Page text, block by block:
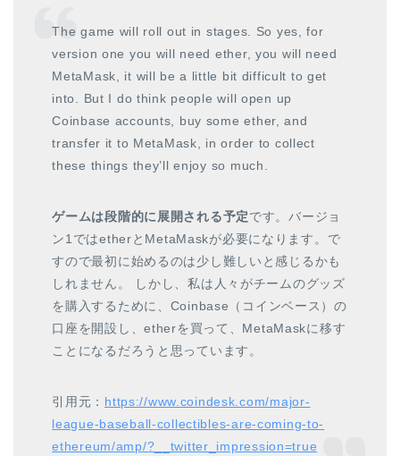
The game will roll out in stages. So yes, for
version one you will need ether, you will need
MetaMask, it will be a little bit difficult to get
into. But I do think people will open up
Coinbase accounts, buy some ether, and
transfer it to MetaMask, in order to collect
these things they’ll enjoy so much.
ゲームは段階的に展開される予定です。バージョ
ン1ではetherとMetaMaskが必要になります。で
すので最初に始めるのは少し難しいと感じるかも
しれません。 しかし、私は人々がチームのグッズ
を購入するために、Coinbase（コインベース）の
口座を開設し、etherを買って、MetaMaskに移す
ことになるだろうと思っています。
引用元： https://www.coindesk.com/major-
league-baseball-collectibles-are-coming-to-
ethereum/amp/?__twitter_impression=true